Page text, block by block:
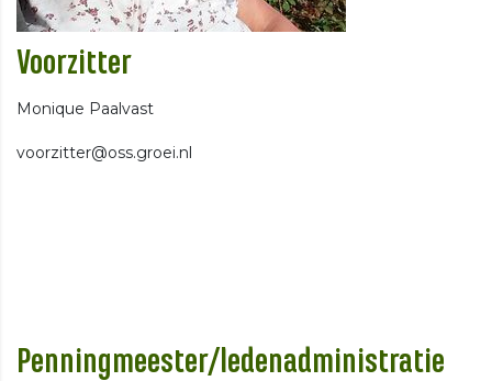
Voorzitter
Monique Paalvast
voorzitter@oss.groei.nl
Penningmeester/ledenadministratie